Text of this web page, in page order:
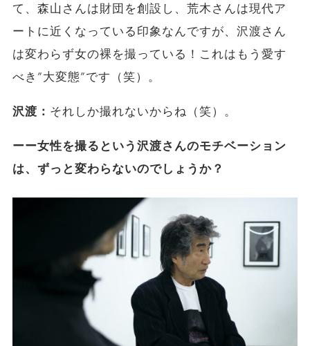
て、森山さんは財団を創設し、荒木さんは現代ア
ートに近くなっている印象なんですが、沢渡さん
は変わらず女の裸を撮っている！これはもう愛す
べき”大変態”です（笑）。
沢渡： それしか撮れないからね（笑）。
ーー女性を撮るという沢渡さんのモチベーション
は、ずっと変わらないのでしょうか？